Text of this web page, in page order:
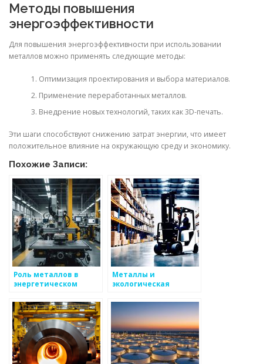
Методы повышения
энергоэффективности
Для повышения энергоэффективности при использовании
металлов можно применять следующие методы:
Оптимизация проектирования и выбора материалов.
Применение переработанных металлов.
Внедрение новых технологий, таких как 3D-печать.
Эти шаги способствуют снижению затрат энергии, что имеет
положительное влияние на окружающую среду и экономику.
Похожие Записи:
Роль металлов в
энергетическом
Металлы и
экологическая